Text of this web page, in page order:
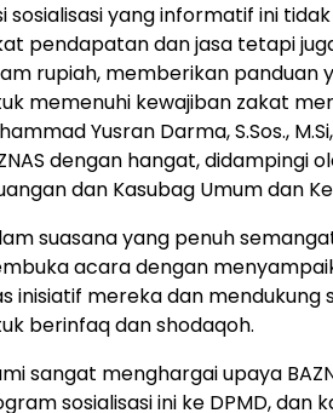
sosialisasi yang informatif ini
pendapatan dan jasa tetapi
rupiah, memberikan panduan
memenuhi kewajiban zakat
Yusran Darma, S.Sos.,
dengan hangat, didampingi
dan Kasubag Umum dan
suasana yang penuh
acara dengan
inisiatif mereka dan mendukung
berinfaq dan shodaqoh.
sangat menghargai upaya
sosialisasi ini ke DPMD, dan